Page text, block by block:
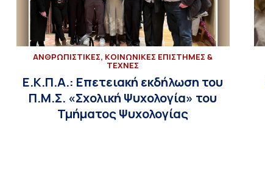
ΑΝΘΡΩΠΙΣΤΙΚΕΣ, ΚΟΙΝΩΝΙΚΕΣ ΕΠΙΣΤΗΜΕΣ &
ΤΕΧΝΕΣ
Ε.Κ.Π.Α.: Επετειακή εκδήλωση του
Π.Μ.Σ. «Σχολική Ψυχολογία» του
Τμήματος Ψυχολογίας